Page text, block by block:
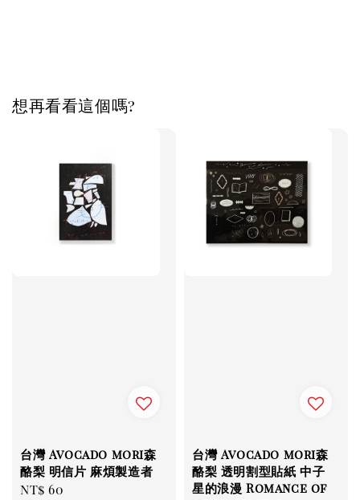
想再看看這個嗎?
台灣 Avocado mori森
酪梨 明信片 麻煩製造者
Regular
NT$ 60
台灣 Avocado mori森
酪梨 透明割型貼紙 中子
星的浪漫 Romance of